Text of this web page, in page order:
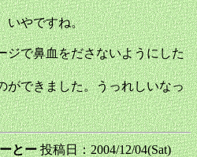
いやですね。
ジで鼻血をださないようにした
ができました。うっれしいなっ
とー投稿日：2004/12/04(Sat)